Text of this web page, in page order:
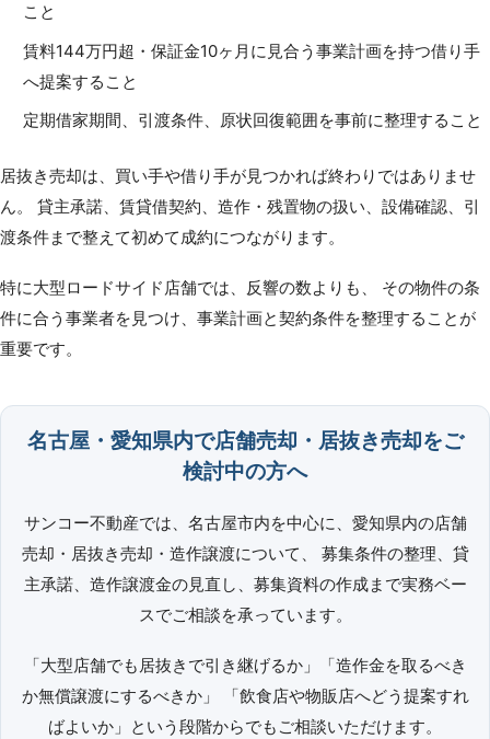
こと
賃料144万円超・保証金10ヶ月に見合う事業計画を持つ借り手
へ提案すること
定期借家期間、引渡条件、原状回復範囲を事前に整理すること
居抜き売却は、買い手や借り手が見つかれば終わりではありませ
ん。 貸主承諾、賃貸借契約、造作・残置物の扱い、設備確認、引
渡条件まで整えて初めて成約につながります。
特に大型ロードサイド店舗では、反響の数よりも、 その物件の条
件に合う事業者を見つけ、事業計画と契約条件を整理することが
重要です。
名古屋・愛知県内で店舗売却・居抜き売却をご
検討中の方へ
サンコー不動産では、名古屋市内を中心に、愛知県内の店舗
売却・居抜き売却・造作譲渡について、 募集条件の整理、貸
主承諾、造作譲渡金の見直し、募集資料の作成まで実務ベー
スでご相談を承っています。
「大型店舗でも居抜きで引き継げるか」「造作金を取るべき
か無償譲渡にするべきか」 「飲食店や物販店へどう提案すれ
ばよいか」という段階からでもご相談いただけます。